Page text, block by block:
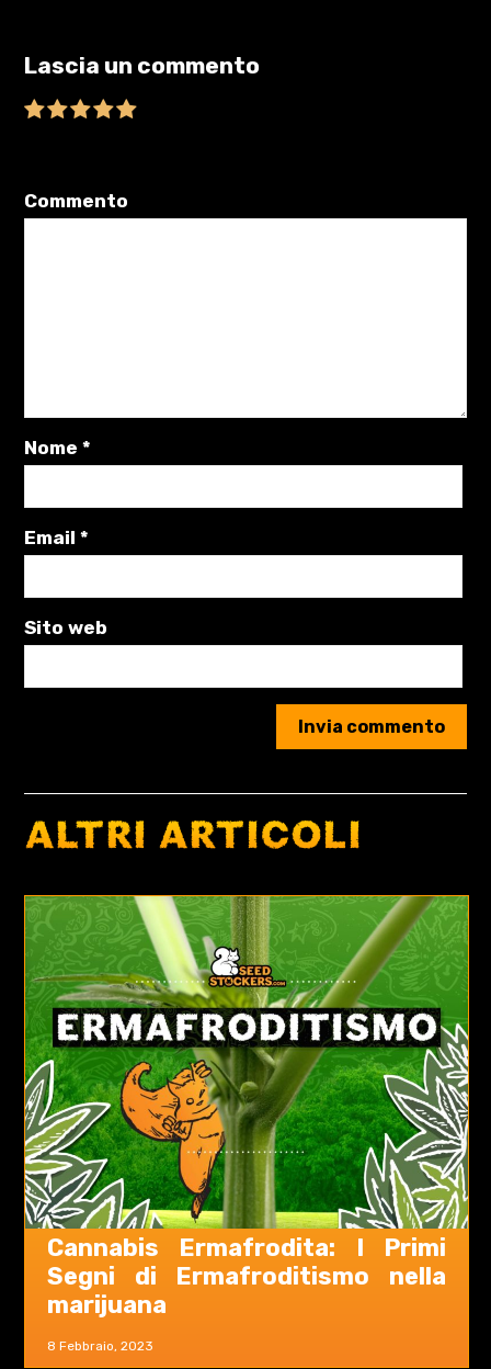
Lascia un commento
Commento
Nome*
Email*
Sito web
ALTRI ARTICOLI
8 Febbraio, 2023
Cannabis Ermafrodita: I Primi
Segni di Ermafroditismo nella
marijuana